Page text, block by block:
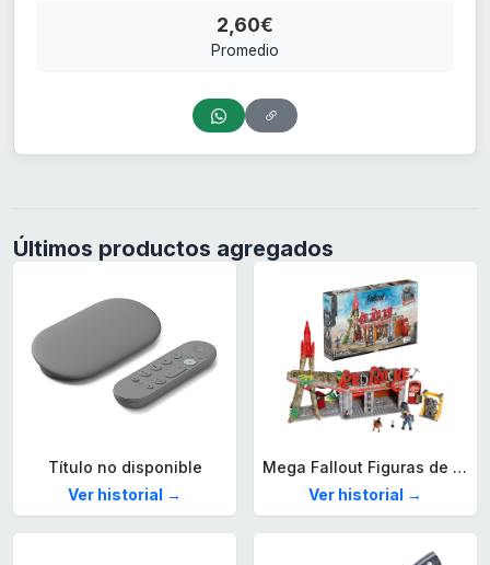
2,60€
Promedio
Últimos productos agregados
Título no disponible
Ver historial →
Mega Fallout Figuras de acción y Juguetes de construcción, Parada de Camiones Red Rocket con 824 Piezas, 2 Personajes articulados y Accesorios, para coleccionistas, HXT00
Ver historial →